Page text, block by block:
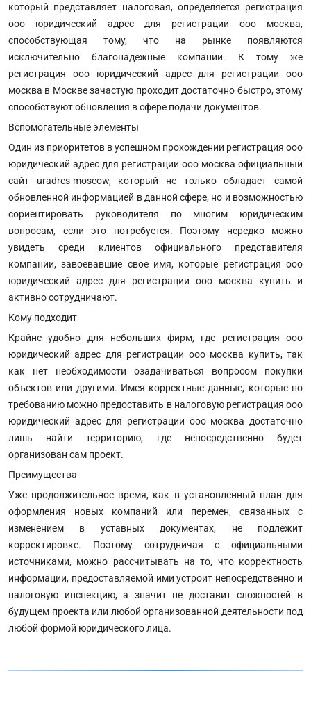
который представляет налоговая, определяется регистрация
ооо юридический адрес для регистрации ооо москва,
способствующая тому, что на рынке появляются
исключительно благонадежные компании. К тому же
регистрация ооо юридический адрес для регистрации ооо
москва в Москве зачастую проходит достаточно быстро, этому
способствуют обновления в сфере подачи документов.
Вспомогательные элементы
Один из приоритетов в успешном прохождении регистрация ооо
юридический адрес для регистрации ооо москва официальный
сайт uradres-moscow, который не только обладает самой
обновленной информацией в данной сфере, но и возможностью
сориентировать руководителя по многим юридическим
вопросам, если это потребуется. Поэтому нередко можно
увидеть среди клиентов официального представителя
компании, завоевавшие свое имя, которые регистрация ооо
юридический адрес для регистрации ооо москва купить и
активно сотрудничают.
Кому подходит
Крайне удобно для небольших фирм, где регистрация ооо
юридический адрес для регистрации ооо москва купить, так
как нет необходимости озадачиваться вопросом покупки
объектов или другими. Имея корректные данные, которые по
требованию можно предоставить в налоговую регистрация ооо
юридический адрес для регистрации ооо москва достаточно
лишь найти территорию, где непосредственно будет
организован сам проект.
Преимущества
Уже продолжительное время, как в установленный план для
оформления новых компаний или перемен, связанных с
изменением в уставных документах, не подлежит
корректировке. Поэтому сотрудничая с официальными
источниками, можно рассчитывать на то, что корректность
информации, предоставляемой ими устроит непосредственно и
налоговую инспекцию, а значит не доставит сложностей в
будущем проекта или любой организованной деятельности под
любой формой юридического лица.